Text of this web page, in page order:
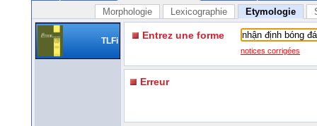
Morphologie Lexicographie Etymologie
TLFi Entrez une forme
notices corrigées
Erreur